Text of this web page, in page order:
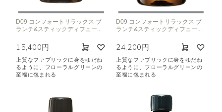
D09 コンフォートリラックス ブ
ランチ&スティックディフュー...
15,400円
上質なファブリックに身をゆだね
るように、フローラルグリーンの
至福に包まれる
D09 コンフォートリラックス ブ
ランチ&スティックディフュー...
24,200円
上質なファブリックに身をゆだね
るように、フローラルグリーンの
至福に包まれる